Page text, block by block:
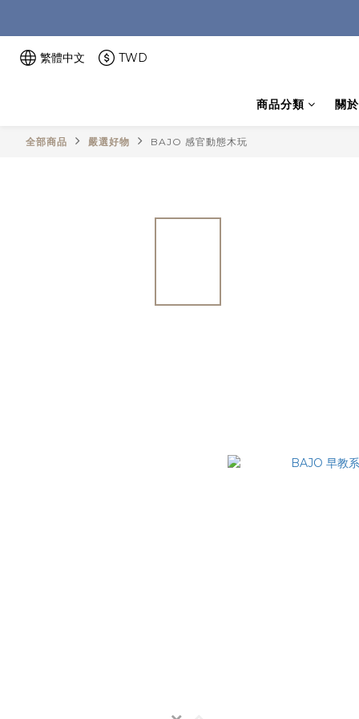
繁體中文 TWD
商品分類 關
全部商品 嚴選好物 BAJO 感官動態木玩